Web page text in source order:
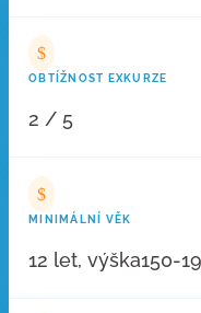
$
OBTÍŽNOST EXKURZE
2 / 5
$
MINIMÁLNÍ VĚK
12 let, výška150-